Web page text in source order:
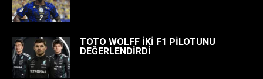
TOTO WOLFF İKİ F1 PİLOTUNU
DEĞERLENDİRDİ